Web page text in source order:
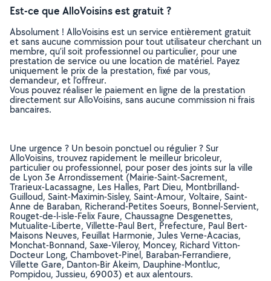
Est-ce que AlloVoisins est gratuit ?
Absolument ! AlloVoisins est un service entièrement gratuit
et sans aucune commission pour tout utilisateur cherchant un
membre, qu’il soit professionnel ou particulier, pour une
prestation de service ou une location de matériel. Payez
uniquement le prix de la prestation, fixé par vous,
demandeur, et l’offreur.
Vous pouvez réaliser le paiement en ligne de la prestation
directement sur AlloVoisins, sans aucune commission ni frais
bancaires.
Une urgence ? Un besoin ponctuel ou régulier ? Sur
AlloVoisins, trouvez rapidement le meilleur bricoleur,
particulier ou professionnel, pour poser des joints sur la ville
de Lyon 3e Arrondissement (Mairie-Saint-Sacrement,
Trarieux-Lacassagne, Les Halles, Part Dieu, Montbrilland-
Guilloud, Saint-Maximin-Sisley, Saint-Amour, Voltaire, Saint-
Anne de Baraban, Richerand-Petites Soeurs, Bonnel-Servient,
Rouget-de-l-isle-Felix Faure, Chaussagne Desgenettes,
Mutualite-Liberte, Villette-Paul Bert, Prefecture, Paul Bert-
Maisons Neuves, Feuillat Harmonie, Jules Verne-Acacias,
Monchat-Bonnand, Saxe-Vileroy, Moncey, Richard Vitton-
Docteur Long, Chambovet-Pinel, Baraban-Ferrandiere,
Villette Gare, Danton-Bir Akeim, Dauphine-Montluc,
Pompidou, Jussieu, 69003) et aux alentours.